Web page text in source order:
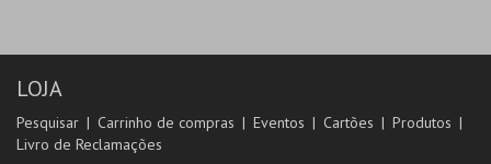
LOJA
Pesquisar Carrinho de compras Eventos Cartões
Produtos
Livro de Reclamações